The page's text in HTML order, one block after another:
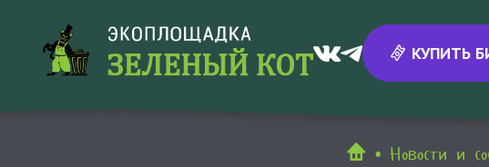
КУПИТЬ
Новости и